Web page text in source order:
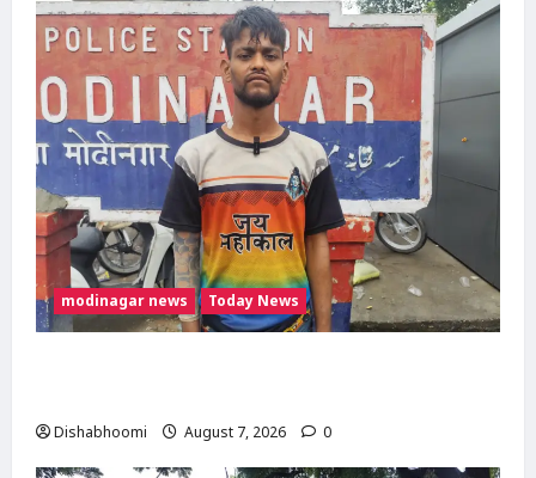
modinagar news Today News
Dishabhoomi August 7, 2026 0